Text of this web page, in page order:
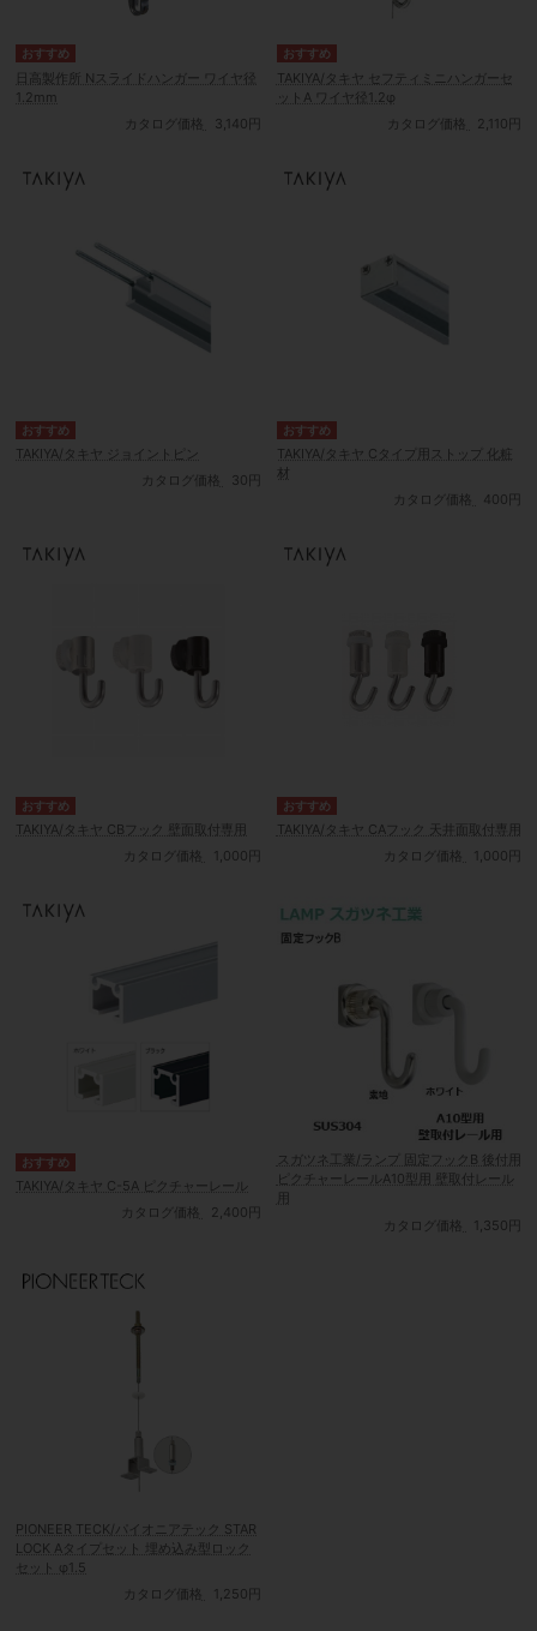
日高製作所 Nスライドハンガー ワイヤ径
1.2mm
カタログ価格
3,140円
TAKIYA/タキヤ セフティミニハンガーセ
ットA ワイヤ径1.2φ
カタログ価格
2,110円
TAKIYA/タキヤ ジョイントピン
カタログ価格
30円
TAKIYA/タキヤ Cタイプ用ストップ 化粧
材
カタログ価格
400円
TAKIYA/タキヤ CBフック 壁面取付専用
カタログ価格
1,000円
TAKIYA/タキヤ CAフック 天井面取付専用
カタログ価格
1,000円
TAKIYA/タキヤ C-5A ピクチャーレール
カタログ価格
2,400円
スガツネ工業/ランプ 固定フックB 後付用
ピクチャーレールA10型用 壁取付レール
カタログ価格
1,350円
PIONEER TECK/パイオニアテック STAR
LOCK Aタイプセット 埋め込み型ロック
セット φ1.5
カタログ価格
1,250円